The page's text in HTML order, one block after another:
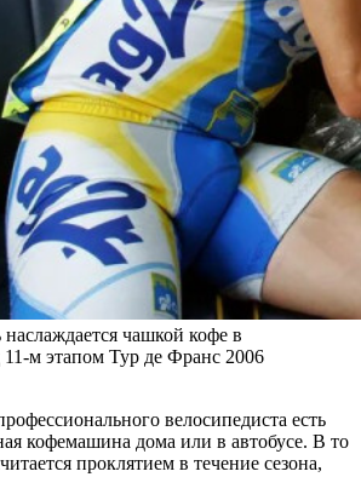
чашкой кофе в
11-м этапом Тур де Франс 2006
велосипедиста есть
кофемашина дома или в автобусе. В то
проклятием в течение сезона,